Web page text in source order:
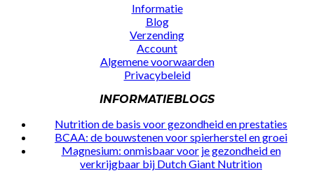
Informatie
Blog
Verzending
Account
Algemene voorwaarden
Privacybeleid
INFORMATIEBLOGS
Nutrition de basis voor gezondheid en prestaties
BCAA: de bouwstenen voor spierherstel en groei
Magnesium: onmisbaar voor je gezondheid en
verkrijgbaar bij Dutch Giant Nutrition